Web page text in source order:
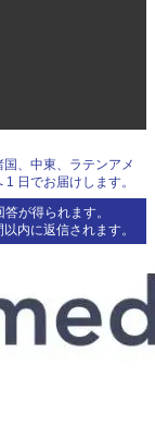
、中東、ラテンアメ
日でお届けします。
が得られます。
内に返信されます。